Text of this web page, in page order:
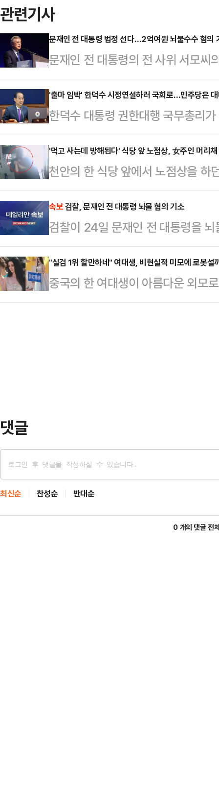
관련기사
문재인 전 대통령 법정 선다…2억여원 뇌물수수 혐의
문재인 전 대통령의 전 사위 서모씨
검찰이 문 전 대통령을 뇌물수수
면 전주지검은 문 전 대통령을 특정
혐의로 불구속기소 했다고 이날 밝
직 전 의원도 뇌물공여 및 업무상
딸인 다혜씨와 사위였던 서씨에 대
울중앙지법에 공소를 제기함에 따
울에서 진행될 예…
'출마 임박' 한덕수 시정연설하러 국회로…민주당은
한덕수 대통령 권한대행 국무총리
하러 여의도를 찾는다. '한미 2+2
대선 출마선언을 할 것이라는 관측
될 것이라는 전망이 나온다.더불어
선언'이라고 주장하면서 "한 대행이
닌가 우려하고 있다"고 비판했다.
대행 시정연설에 대한 당 차원의
일 오전 1…
'먹고 사는데 방해된다' 식당 앞 노점상, 女주인 머리
천안의 한 식당 앞에서 노점상을 하
구속됐다.20일 충남 천안서북경찰
인근 식당 주인을 흉기로 찌르고
구속했다.A씨는 지난 16일 오후 1
에서 주인 50대 여성 B씨를 흉기로
결과 A씨는 B씨 식당 앞에서 과일
제로 B씨 남편과 한차례 이야기를
이 "교통사고…
속보검찰, 문재인 전 대통령 뇌물 혐의 기소
검찰이 24일 문재인 전 대통령을
"실검 1위 할만하네" 여대생, 비현실적 미모에 로봇설
중국의 한 여대생이 아름다운 외모
등 현지 언론에 따르면 지난 17일
댓글
최신순 찬성순 반대순
0 개의 댓글 전